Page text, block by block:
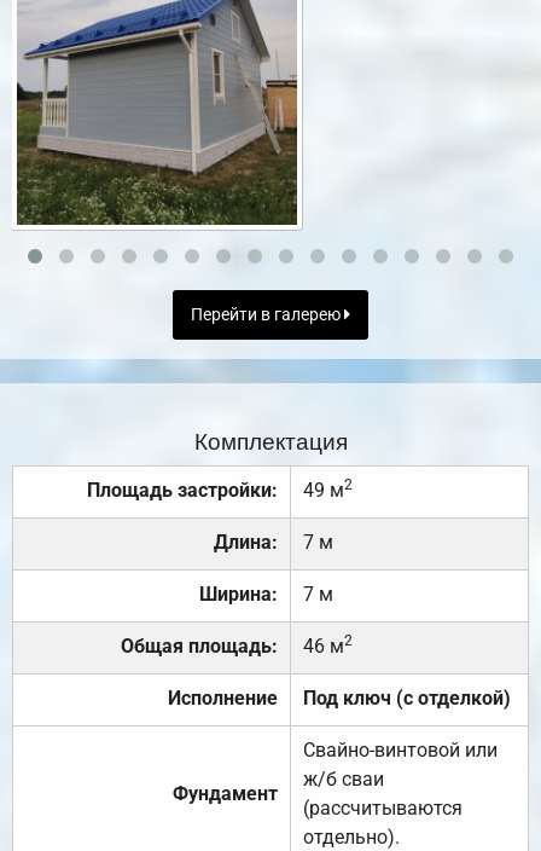
Перейти в галерею
Комплектация
Площадь застройки: 49 м2
Длина: 7 м
Ширина: 7 м
Общая площадь: 46 м2
Исполнение Под ключ (с отделкой)
Фундамент
Свайно-винтовой или
ж/б сваи
(рассчитываются
отдельно).